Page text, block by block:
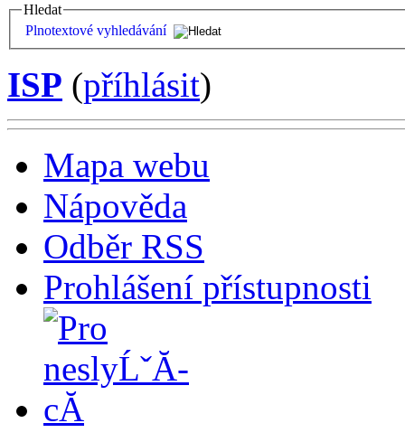
Hledat
Plnotextové vyhledávání
ISP (příhlásit)
Mapa webu
Nápověda
Odběr RSS
Prohlášení přístupnosti